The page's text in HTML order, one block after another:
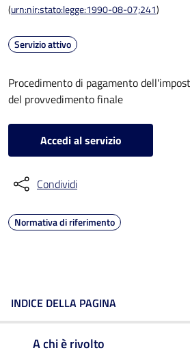
(urn:nir:stato:legge:1990-08-07;241)
Servizio attivo
Procedimento di pagamento
del provvedimento finale
Accedi al servizio
Condividi
Normativa di riferimento
INDICE DELLA PAGINA
A chi è rivolto